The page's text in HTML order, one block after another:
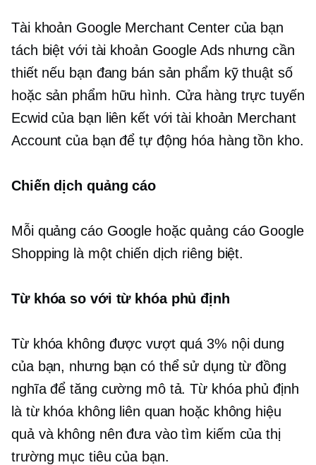
Tài khoản Google Merchant Center của bạn
tách biệt với tài khoản Google Ads nhưng cần
thiết nếu bạn đang bán sản phẩm kỹ thuật số
hoặc sản phẩm hữu hình. Cửa hàng trực tuyến
Ecwid của bạn liên kết với tài khoản Merchant
Account của bạn để tự động hóa hàng tồn kho.
Chiến dịch quảng cáo
Mỗi quảng cáo Google hoặc quảng cáo Google
Shopping là một chiến dịch riêng biệt.
Từ khóa so với từ khóa phủ định
Từ khóa không được vượt quá 3% nội dung
của bạn, nhưng bạn có thể sử dụng từ đồng
nghĩa để tăng cường mô tả. Từ khóa phủ định
là từ khóa không liên quan hoặc không hiệu
quả và không nên đưa vào tìm kiếm của thị
trường mục tiêu của bạn.